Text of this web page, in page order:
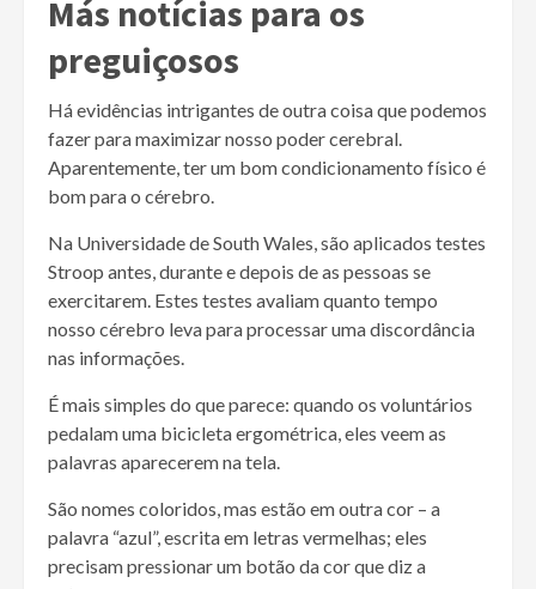
Más notícias para os
preguiçosos
Há evidências intrigantes de outra coisa que podemos
fazer para maximizar nosso poder cerebral.
Aparentemente, ter um bom condicionamento físico é
bom para o cérebro.
Na Universidade de South Wales, são aplicados testes
Stroop antes, durante e depois de as pessoas se
exercitarem. Estes testes avaliam quanto tempo
nosso cérebro leva para processar uma discordância
nas informações.
É mais simples do que parece: quando os voluntários
pedalam uma bicicleta ergométrica, eles veem as
palavras aparecerem na tela.
São nomes coloridos, mas estão em outra cor – a
palavra “azul”, escrita em letras vermelhas; eles
precisam pressionar um botão da cor que diz a